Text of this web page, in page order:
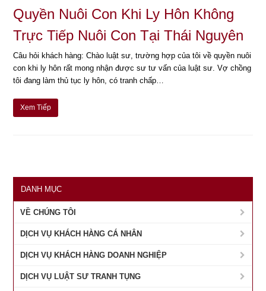
Quyền Nuôi Con Khi Ly Hôn Không
Trực Tiếp Nuôi Con Tại Thái Nguyên
Câu hỏi khách hàng: Chào luật sư, trường hợp của tôi về quyền nuôi
con khi ly hôn rất mong nhận được sư tư vấn của luật sư. Vợ chồng
tôi đang làm thủ tục ly hôn, có tranh chấp…
Xem Tiếp
DANH MỤC
VỀ CHÚNG TÔI
DỊCH VỤ KHÁCH HÀNG CÁ NHÂN
DỊCH VỤ KHÁCH HÀNG DOANH NGHIỆP
DỊCH VỤ LUẬT SƯ TRANH TỤNG